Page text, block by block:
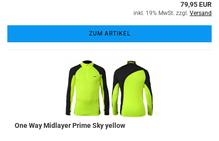
79,95 EUR
inkl. 19% MwSt. zzgl. Versand
ZUM ARTIKEL
One Way Midlayer Prime Sky yellow